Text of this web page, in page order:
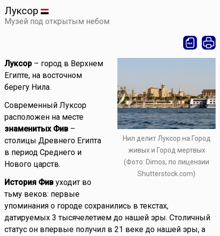
Луксор
Музей под открытым небом
Нил делит Луксор на Город
живых и Город мертвых
(Фото: Dimos, по лицензии
Shutterstock.com)
Луксор– город в Верхнем
Египте, на восточном
берегу Нила.
Современный Луксор
расположен на месте
знаменитых Фив–
столицы Древнего Египта
в период Среднего и
Нового царств.
История Фивуходит во
тьму веков: первые
упоминания о городе сохранились в текстах,
датируемых 3 тысячелетием до нашей эры. Столичный
статус он впервые получил в 21 веке до нашей эры, а